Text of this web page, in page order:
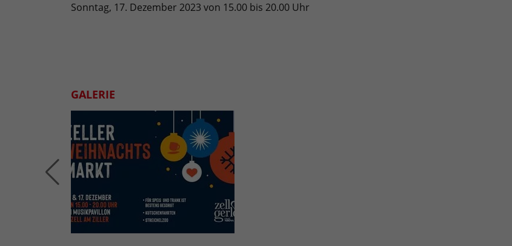
Sonntag, 17. Dezember 2023 von 15.00 bis 20.00 Uhr
GALERIE